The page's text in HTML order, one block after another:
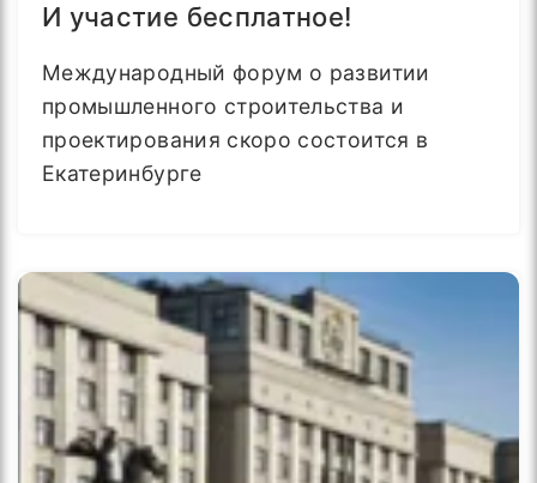
И участие бесплатное!
Международный форум о развитии
промышленного строительства и
проектирования скоро состоится в
Екатеринбурге